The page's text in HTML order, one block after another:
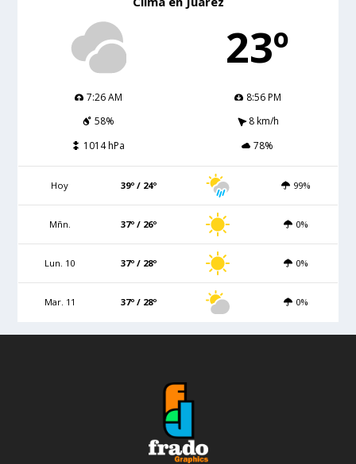
23º
7:26 AM
8:56 PM
58%
8 km/h
1014 hPa
78%
Hoy 39º / 24º 99%
Mñn. 37º / 26º 0%
Lun. 10 37º / 28º 0%
Mar. 11 37º / 28º 0%